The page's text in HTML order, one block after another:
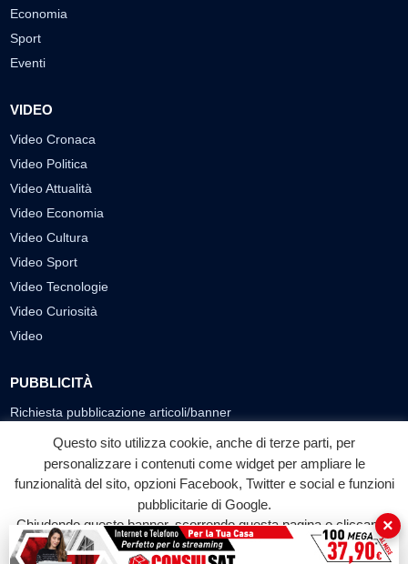
Economia
Sport
Eventi
VIDEO
Video Cronaca
Video Politica
Video Attualità
Video Economia
Video Cultura
Video Sport
Video Tecnologie
Video Curiosità
Video
PUBBLICITÀ
Richiesta pubblicazione articoli/banner
SEGUICI SUI SOCIAL
f
Facebook
◎ ▶
YouTube
Questo sito utilizza cookie, anche di terze parti, per
personalizzare i contenuti come widget per ampliare le
funzionalità del sito, opzioni Facebook, Twitter e social e funzioni
pubblicitarie di Google.
Chiudendo questo banner, scorrendo questa pagina o cliccando
su qualunque suo elemento acconsenti all'uso dei cookie.
×